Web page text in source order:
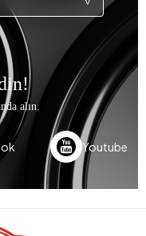
alın.
Youtube